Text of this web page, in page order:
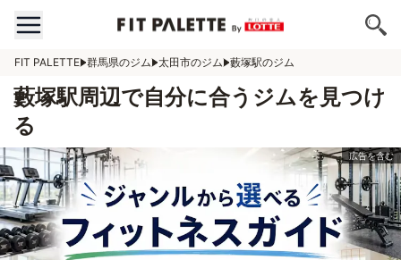
FIT PALETTE 群馬県のジム 太田市のジム 藪塚駅のジム
藪塚駅周辺で自分に合うジムを見つけ
る